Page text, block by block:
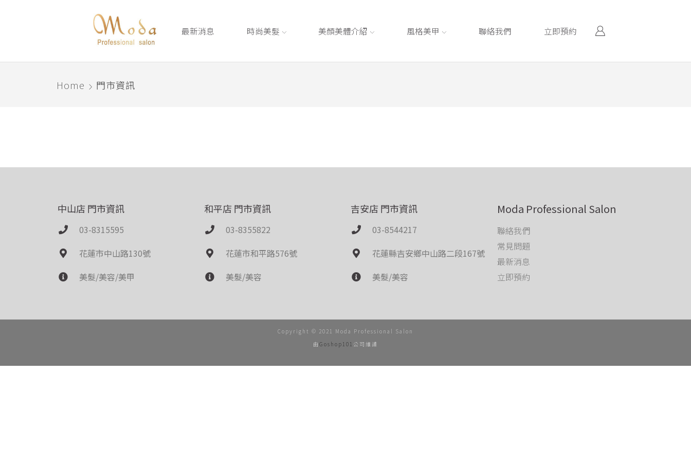
最新消息 時尚美髮 美顏美體介紹 風格美甲 聯絡我們 立即預約
Home 門市資訊
中山店 門市資訊
03-8315595
花蓮市中山路130號
美髮/美容/美甲
和平店 門市資訊
03-8355822
花蓮市和平路576號
美髮/美容
吉安店 門市資訊
03-8544217
花蓮縣吉安鄉中山路二段167號
美髮/美容
Moda Professional Salon
聯絡我們
常見問題
最新消息
立即預約
Copyright © 2021 Moda Professional Salon
由 Goshop101 公司維護